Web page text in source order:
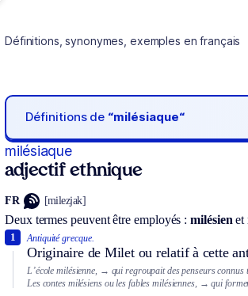
Définitions, synonymes, exemples en français
Définitions de “milésiaque“
milésiaque
adjectif ethnique
FR [milezjak]
Deux termes peuvent être employés :milésien et
Antiquité grecque.
Originaire de Milet ou relatif à cette
1
L’école milésienne, → qui regroupait des penseurs connus
Les contes milésiens ou les fables milésiennes, → qui